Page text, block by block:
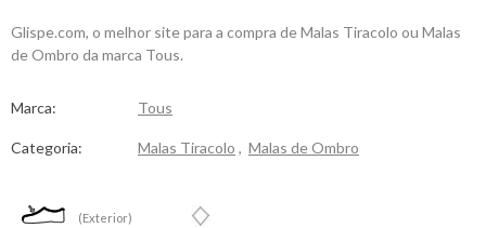
Glispe.com, o melhor site para a compra de Malas Tiracolo ou Malas
de Ombro da marca Tous.
Marca: Tous
Categoria: Malas Tiracolo , Malas de Ombro
(Exterior)